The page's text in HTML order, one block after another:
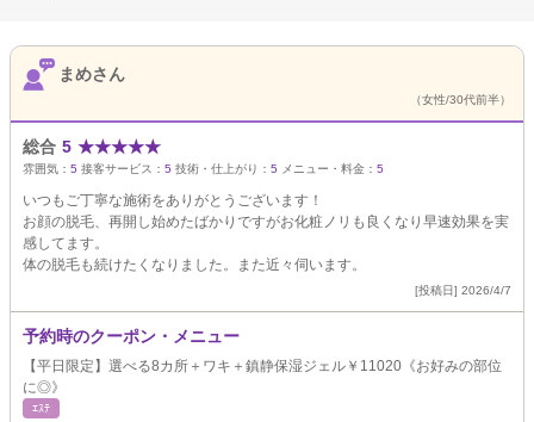
まめさん
（女性/30代前半）
総合 5 ★★★★★
雰囲気： 5 接客サービス： 5 技術・仕上がり： 5 メニュー・料金： 5
いつもご丁寧な施術をありがとうございます！
お顔の脱毛、再開し始めたばかりですがお化粧ノリも良くなり早速効果を実
感してます。
体の脱毛も続けたくなりました。また近々伺います。
[投稿日] 2026/4/7
予約時のクーポン・メニュー
【平日限定】選べる8カ所＋ワキ＋鎮静保湿ジェル￥11020《お好みの部位
に◎》
ｴｽﾃ